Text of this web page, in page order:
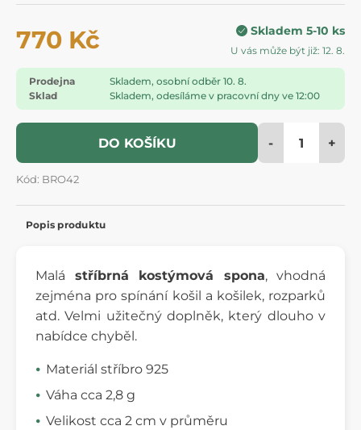
770 Kč Skladem 5-10 ks
U vás může být již: 12. 8.
Prodejna
Skladem, osobní odběr 10. 8.
Sklad
Skladem, odesíláme v pracovní dny ve 12:00
DO KOŠÍKU - +
Kód: BRO42
Popis produktu
Malá stříbrná kostýmová spona, vhodná
zejména pro spínání košil a košilek, rozparků
atd. Velmi užitečný doplněk, který dlouho v
nabídce chyběl.
Materiál stříbro 925
Váha cca 2,8 g
Velikost cca 2 cm v průměru